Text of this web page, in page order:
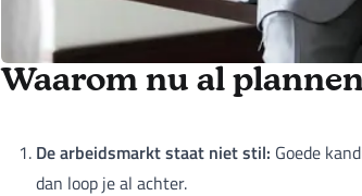
Waarom nu al plannen
De arbeidsmarkt staat niet stil: Goede
dan loop je al achter.